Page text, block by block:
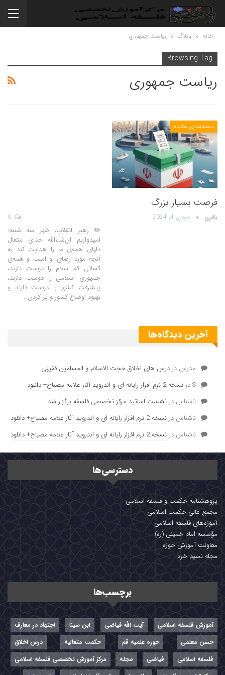
خانه وبلاگ ریاست جمهوری
Browsing Tag
ریاست جمهوری
دسته‌بندی نشده
فرصت بسیار بزرگ
باقری جولای 4, 2024
✏️ رهبر انقلاب، ظهر سه شنبه:
امیدواریم ان‌شاءاللّه خدای متعال
دلهای همه‌ی ما را هدایت کند به
آنچه مورد رضای او است و همه‌ی
کسانی که اسلام را دوست دارند،
جمهوری اسلامی را دوست دارند،
پیشرفت کشور را دوست دارند و
بهبود اوضاع کشور و پُر کردن…
آخرین دیدگاه‌ها
مدرس در درس های اخلاق حجت الاسلام و المسلمین فقیهی
Sدر نسخه 2 نرم افزار رایانه ای و اندروید آثار علامه مصباح+ دانلود
ناشناس در نشست اساتید مرکز تخصصی فلسفه برگزار شد
ناشناس در نسخه 2 نرم افزار رایانه ای و اندروید آثار علامه مصباح+ دانلود
ناشناس در نسخه 2 نرم افزار رایانه ای و اندروید آثار علامه مصباح+ دانلود
دسترسی‌ها
پژوهشنامه حکمت و فلسفه اسلامی
مجمع عالی حکمت اسلامی
آموزه‌های فلسفه اسلامی
مؤسسه امام خمینی (ره)
معاونت آموزش حوزه
مجله نسیم خرد
برچسب‌ها
آموزش فلسفه اسلامی آیت الله فیاضی ابن سینا
اجتهاد در معارف
حسن معلمی
حوزه علمیه قم حکمت متعالیه
درس اخلاق
فلسفه اسلامی
فیاضی مجله
مرکز آموزش تخصصی فلسفه اسلامی